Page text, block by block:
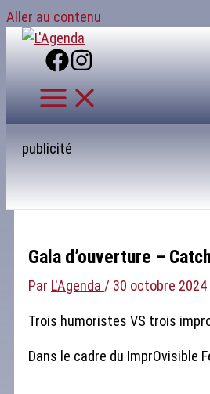
Aller au contenu
publicité
Gala d’ouverture –
Par L'Agenda / 30 octobre 2024
Trois humoristes VS trois
Dans le cadre du ImprOvisible